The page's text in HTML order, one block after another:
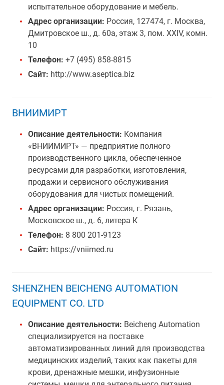
испытательное оборудование и мебель.
Адрес организации: Россия, 127474, г. Москва,
Дмитровское ш., д. 60а, этаж 3, пом. XXIV, комн.
10
Телефон: +7 (495) 858-8815
Сайт: http://www.aseptica.biz
ВНИИМИРТ
Описание деятельности: Компания
«ВНИИМИРТ» — предприятие полного
производственного цикла, обеспеченное
ресурсами для разработки, изготовления,
продажи и сервисного обслуживания
оборудования для чистых помещений.
Адрес организации: Россия, г. Рязань,
Московское ш., д. 6, литера К
Телефон: 8 800 201-9123
Сайт: https://vniimed.ru
SHENZHEN BEICHENG AUTOMATION
EQUIPMENT CO. LTD
Описание деятельности: Beicheng Automation
специализируется на поставке
автоматизированных линий для производства
медицинских изделий, таких как пакеты для
крови, дренажные мешки, инфузионные